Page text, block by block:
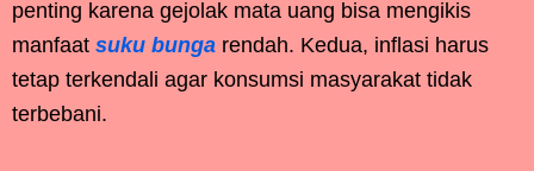
penting karena gejolak mata uang bisa mengikis
manfaat suku bunga rendah. Kedua, inflasi harus
tetap terkendali agar konsumsi masyarakat tidak
terbebani.